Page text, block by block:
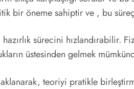
bir öneme sahiptir ve , bu
sürecini hızlandırabilir.
üstesinden gelmek
teoriyi pratikle